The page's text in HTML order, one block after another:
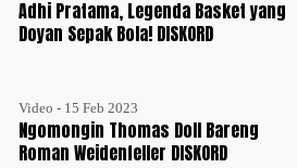
Adhi Pratama, Legenda Basket yang
Doyan Sepak Bola! DISKORD
Video - 15 Feb 2023
Ngomongin Thomas Doll Bareng
Roman Weidenfeller DISKORD